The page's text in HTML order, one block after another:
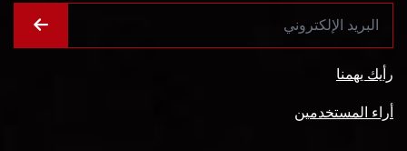
رأيك يهمنا
أراء المستخدمين